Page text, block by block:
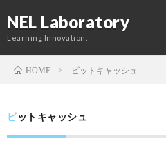
NEL Laboratory
Learning Innovation.
HOME ビットキャッシュ
ビットキャッシュ